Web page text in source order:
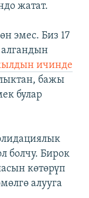
жатат.
эмес. Биз 17
ичинде
бажы
булар
болчу. Бирок
көтөрүп
алууга